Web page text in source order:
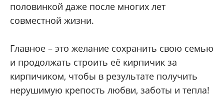
половинкой даже после многих лет
совместной жизни.
Главное – это желание сохранить свою семью
и продолжать строить её кирпичик за
кирпичиком, чтобы в результате получить
нерушимую крепость любви, заботы и тепла!